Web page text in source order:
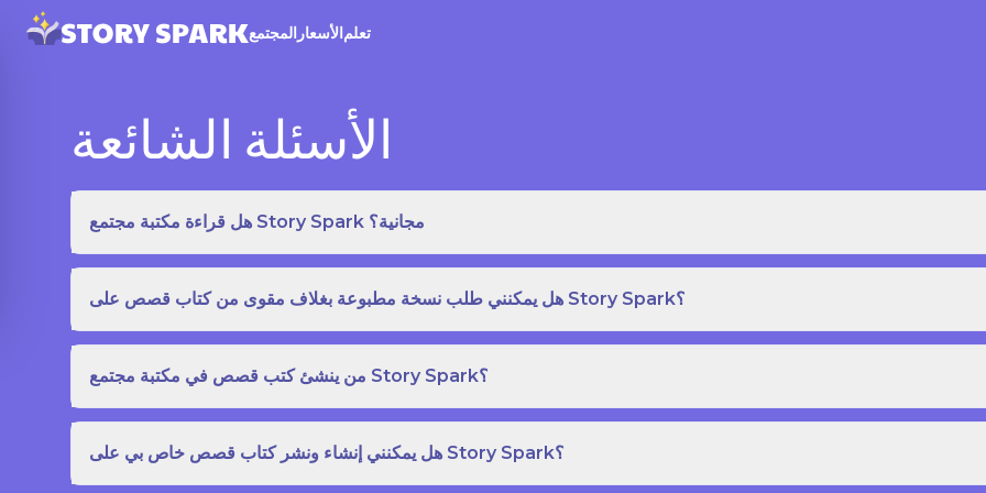
المجتمع الأسعارتعلم
الأسئلة الشائعة
هل قراءة مكتبة مجتمع Story Spark مجانية؟
هل يمكنني طلب نسخة مطبوعة بغلاف مقوى من كتاب قصص على Story Spark؟
من ينشئ كتب قصص في مكتبة مجتمع Story Spark؟
هل يمكنني إنشاء ونشر كتاب قصص خاص بي على Story Spark؟